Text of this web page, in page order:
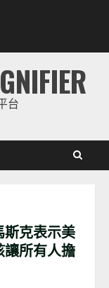
台
斯克表示美
所有人擔